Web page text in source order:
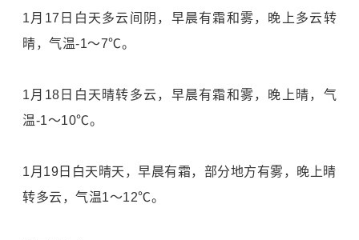
1月17日白天多云间阴，早晨有霜和雾，晚上多云转
晴，气温-1～7℃。
1月18日白天晴转多云，早晨有霜和雾，晚上晴，气
温-1～10℃。
1月19日白天晴天，早晨有霜，部分地方有雾，晚上晴
转多云，气温1～12℃。